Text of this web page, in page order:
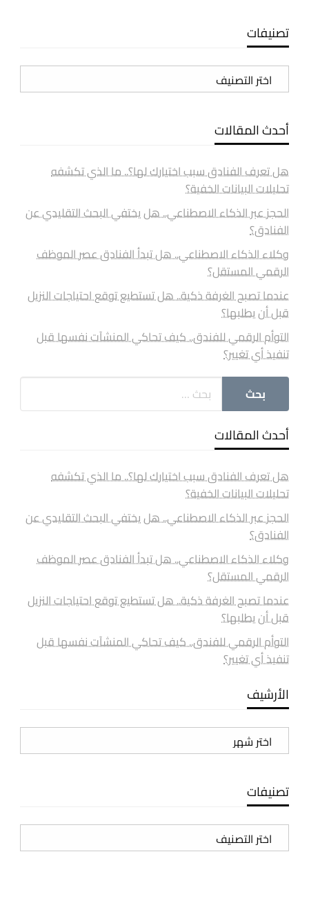
تصنيفات
تصنيفات
أحدث المقالات
هل تعرف الفنادق سبب اختيارك لها؟.. ما الذي تكشفه
تحليلات البيانات الخفية؟
الحجز عبر الذكاء الاصطناعي.. هل يختفي البحث التقليدي عن
الفنادق؟
وكلاء الذكاء الاصطناعي.. هل تبدأ الفنادق عصر الموظف
الرقمي المستقل؟
عندما تصبح الغرفة ذكية.. هل تستطيع توقع احتياجات النزيل
قبل أن يطلبها؟
التوأم الرقمي للفندق.. كيف تحاكي المنشآت نفسها قبل
تنفيذ أي تغيير؟
أحدث المقالات
هل تعرف الفنادق سبب اختيارك لها؟.. ما الذي تكشفه
تحليلات البيانات الخفية؟
الحجز عبر الذكاء الاصطناعي.. هل يختفي البحث التقليدي عن
الفنادق؟
وكلاء الذكاء الاصطناعي.. هل تبدأ الفنادق عصر الموظف
الرقمي المستقل؟
عندما تصبح الغرفة ذكية.. هل تستطيع توقع احتياجات النزيل
قبل أن يطلبها؟
التوأم الرقمي للفندق.. كيف تحاكي المنشآت نفسها قبل
تنفيذ أي تغيير؟
الأرشيف
الأرشيف
تصنيفات
تصنيفات